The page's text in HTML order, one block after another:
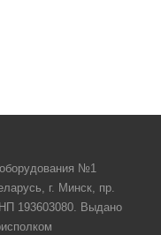
№1
г. Минск, пр.
193603080. Выдано